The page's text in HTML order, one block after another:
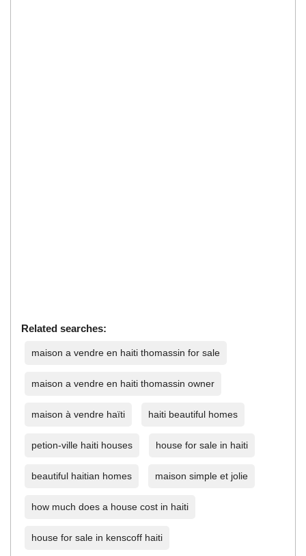
Related searches:
maison a vendre en haiti thomassin for sale
maison a vendre en haiti thomassin owner
maison à vendre haïti haiti beautiful homes
petion-ville haiti houses house for sale in haiti
beautiful haitian homes maison simple et jolie
how much does a house cost in haiti
house for sale in kenscoff haiti